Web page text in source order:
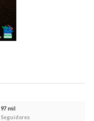
97 mil
Seguidores